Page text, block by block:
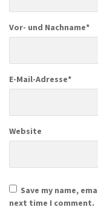
Vor- und Nachname*
E-Mail-Adresse*
Website
Save my name,
next time I comment.